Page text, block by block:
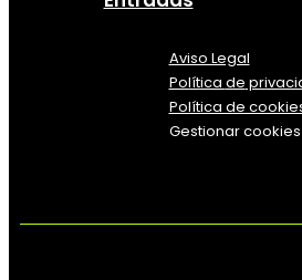
Aviso Legal
Política de
Política de
Gestionar